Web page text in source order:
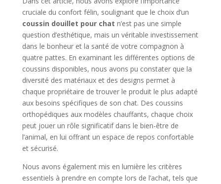
cruciale du confort félin, soulignant que le choix d’un
coussin douillet pour chat n’est pas une simple
question d’esthétique, mais un véritable investissement
dans le bonheur et la santé de votre compagnon à
quatre pattes. En examinant les différentes options de
coussins disponibles, nous avons pu constater que la
diversité des matériaux et des designs permet à
chaque propriétaire de trouver le produit le plus adapté
aux besoins spécifiques de son chat. Des coussins
orthopédiques aux modèles chauffants, chaque choix
peut jouer un rôle significatif dans le bien-être de
l’animal, en lui offrant un espace de repos confortable
et sécurisé.
Nous avons également mis en lumière les critères
essentiels à prendre en compte lors de l’achat, tels que